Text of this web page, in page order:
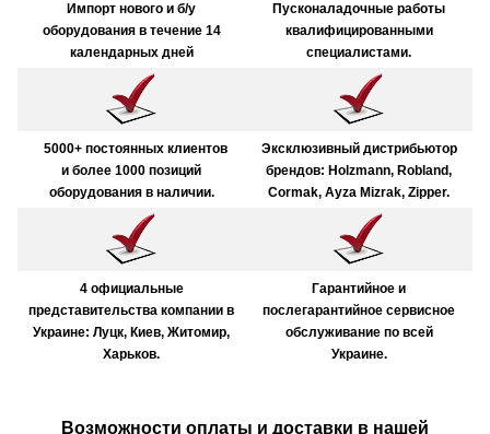
Импорт нового и б/у
оборудования в течение 14
календарных дней
Пусконаладочные работы
квалифицированными
специалистами.
5000+ постоянных клиентов
и более 1000 позиций
оборудования в наличии.
Эксклюзивный дистрибьютор
брендов: Holzmann, Robland,
Cormak, Ayza Mizrak, Zipper.
4 официальные
представительства компании в
Украине: Луцк, Киев, Житомир,
Харьков.
Гарантийное и
послегарантийное сервисное
обслуживание по всей
Украине.
Возможности оплаты и доставки в нашей